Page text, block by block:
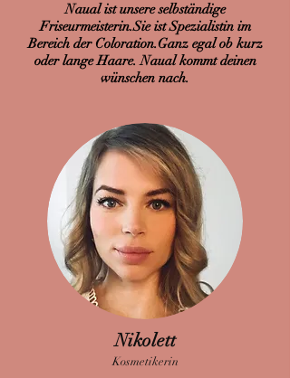
Naual ist unsere selbständige
Friseurmeisterin.Sie ist Spezialistin im
Bereich der Coloration.Ganz egal ob kurz
oder lange Haare. Naual kommt deinen
wünschen nach.
Nikolett
Kosmetikerin